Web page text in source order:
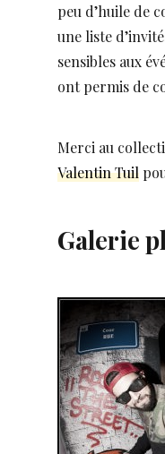
peu d’huile de
une liste
sensibles aux
ont permis de
Merci au
Valentin Tuil
Galerie